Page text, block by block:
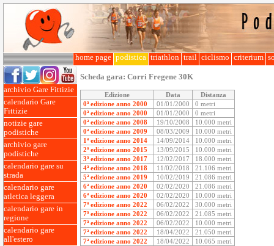
home page podistica triathlon trail ciclismo criterium
archivio Gare Fittizie
calendario Gare
Fittizie
notizie gare
podistiche
archivio gare
podistiche
calendario gare su
strada
calendario gare
atletica leggera
calendario gare in
regione
calendario gare
all'estero
Scheda gara: Corri Fregene 30K
Edizione Data
Distanza
0ª edizione anno 2000
01/01/2000
0 metri
0ª edizione anno 2000
01/01/2000
0 metri
0ª edizione anno 2008
19/10/2008
10.000 metri
0ª edizione anno 2009
08/03/2009
10.000 metri
1ª edizione anno 2014
14/09/2014
10.000 metri
2ª edizione anno 2015
13/09/2015
10.000 metri
3ª edizione anno 2017
12/02/2017
18.000 metri
4ª edizione anno 2018
11/02/2018
21.106 metri
5ª edizione anno 2019
10/02/2019
21.086 metri
6ª edizione anno 2020
02/02/2020
21.086 metri
6ª edizione anno 2020
02/02/2020
10.000 metri
7ª edizione anno 2022
06/02/2022
30.000 metri
7ª edizione anno 2022
06/02/2022
21.085 metri
7ª edizione anno 2022
06/02/2022
10.000 metri
7ª edizione anno 2022
18/04/2022
21.050 metri
7ª edizione anno 2022
18/04/2022
10.065 metri